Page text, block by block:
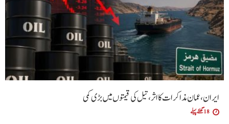
ایران، عمان مذاکرات کا اثر، تیل کی قیمتوں میں بڑی کمی
18 گھنٹے پہلے